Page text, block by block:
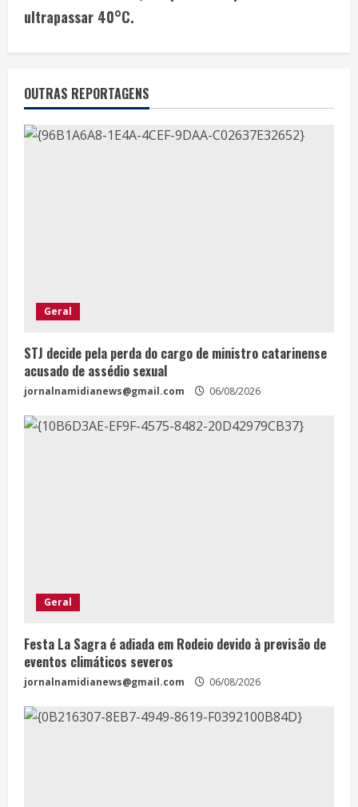
ultrapassar 40°C.
OUTRAS REPORTAGENS
Geral
STJ decide pela perda do cargo de ministro catarinense
acusado de assédio sexual
jornalnamidianews@gmail.com 06/08/2026
Geral
Festa La Sagra é adiada em Rodeio devido à previsão de
eventos climáticos severos
jornalnamidianews@gmail.com 06/08/2026